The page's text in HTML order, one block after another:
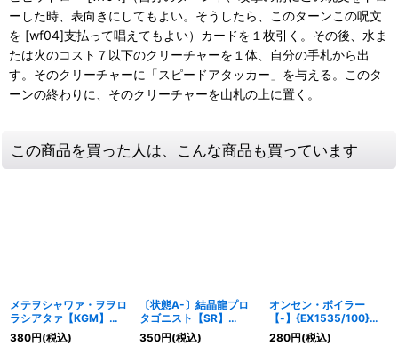
ーした時、表向きにしてもよい。そうしたら、このターンこの呪文
を [wf04]支払って唱えてもよい）カードを１枚引く。その後、水ま
たは火のコスト７以下のクリーチャーを１体、自分の手札から出
す。そのクリーチャーに「スピードアタッカー」を与える。このタ
ーンの終わりに、そのクリーチャーを山札の上に置く。
この商品を買った人は、こんな商品も買っています
メテヲシャワァ・ヲヲロ
ラシアタァ【KGM】
{EX19M6/M40}《多》
380円(税込)
〔状態A-〕結晶龍プロ
タゴニスト【SR】
{RP16S9/S11}《多》
350円(税込)
オンセン・ボイラー
【-】{EX1535/100}
《多》
280円(税込)